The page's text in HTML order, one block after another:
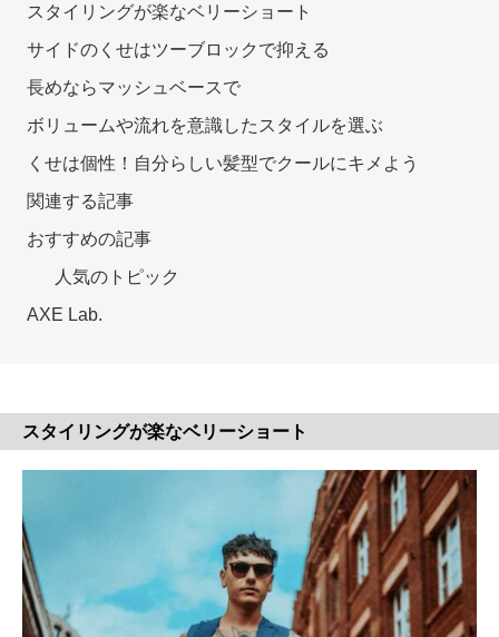
スタイリングが楽なベリーショート
サイドのくせはツーブロックで抑える
長めならマッシュベースで
ボリュームや流れを意識したスタイルを選ぶ
くせは個性！自分らしい髪型でクールにキメよう
関連する記事
おすすめの記事
人気のトピック
AXE Lab.
スタイリングが楽なベリーショート